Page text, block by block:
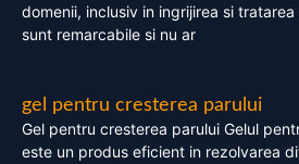
domenii, inclusiv in ingrijirea si
sunt remarcabile si nu ar
gel pentru cresterea parului
Gel pentru cresterea parului Gelul
este un produs eficient in rezolvarea